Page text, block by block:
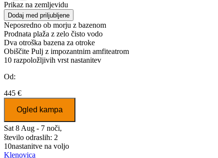
Prikaz na zemljevidu
Dodaj med priljubljene
Neposredno ob morju z bazenom
Prodnata plaža z zelo čisto vodo
Dva otroška bazena za otroke
Obiščite Pulj z impozantnim amfiteatrom
10 razpoložljivih vrst nastanitev
Od:
445 €
Ogled kampa
Sat 8 Aug - 7 noči,
število odraslih: 2
10nastanitve na voljo
Klenovica